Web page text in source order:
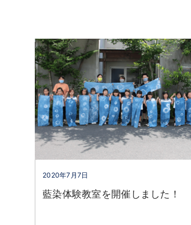
2020年7月7日
藍染体験教室を開催しました！